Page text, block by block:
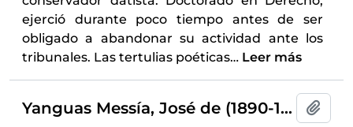
ejerció durante poco tiempo antes de ser
obligado a abandonar su actividad ante los
tribunales. Las tertulias poéticas… Leer más
Yanguas Messía, José de (1890-1974)